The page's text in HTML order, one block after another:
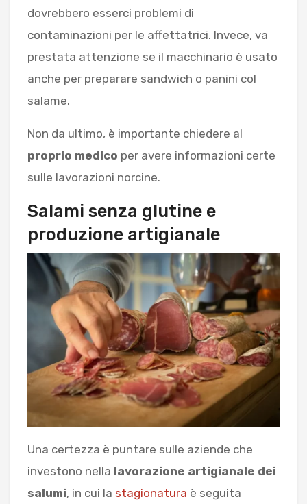
dovrebbero esserci problemi di
contaminazioni per le affettatrici. Invece, va
prestata attenzione se il macchinario è usato
anche per preparare sandwich o panini col
salame.
Non da ultimo, è importante chiedere al
proprio medico per avere informazioni certe
sulle lavorazioni norcine.
Salami senza glutine e
produzione artigianale
Una certezza è puntare sulle aziende che
investono nella lavorazione artigianale dei
salumi, in cui la stagionatura è seguita